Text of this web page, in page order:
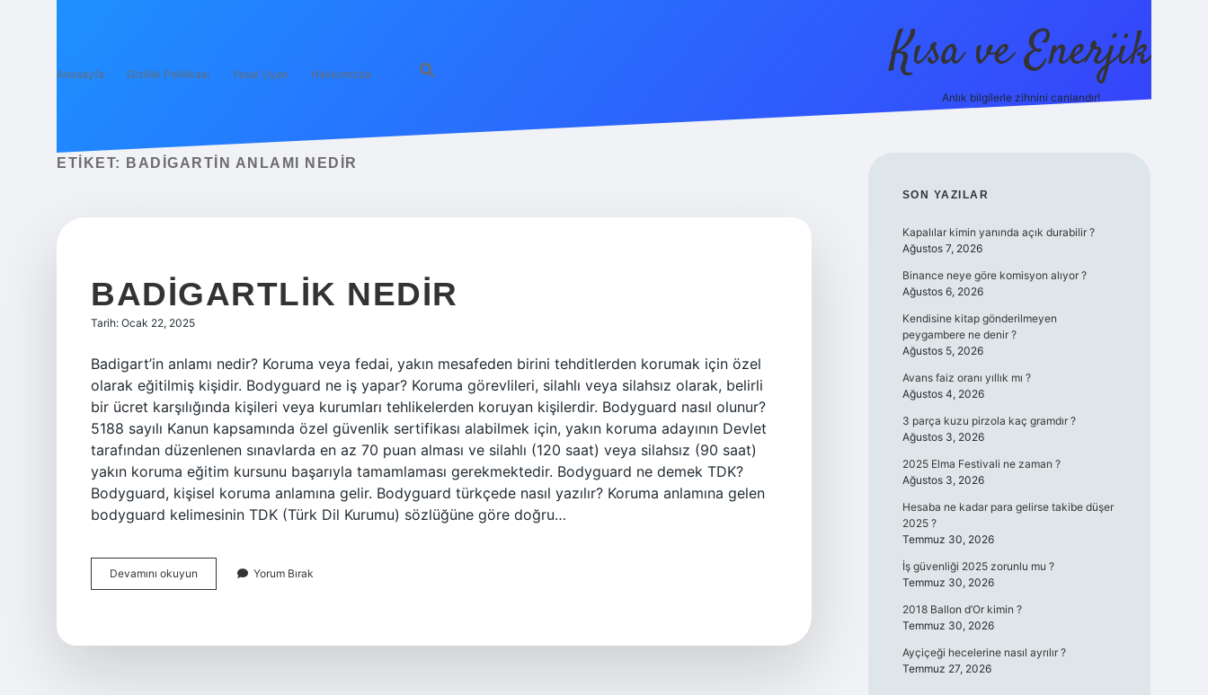
Anasayfa Gizlilik Politikası Yasal Uyarı Hakkımızda Kısa ve Enerjik
Anlık bilgilerle zihnini canlandır!
ETIKET: BADIGARTIN ANLAMI NEDIR
BADIGARTLIK NEDIR
Tarih: Ocak 22, 2025
Badigart’in anlamı nedir? Koruma veya fedai, yakın mesafeden birini tehditlerden korumak için özel
olarak eğitilmiş kişidir. Bodyguard ne iş yapar? Koruma görevlileri, silahlı veya silahsız olarak, belirli
bir ücret karşılığında kişileri veya kurumları tehlikelerden koruyan kişilerdir. Bodyguard nasıl olunur?
5188 sayılı Kanun kapsamında özel güvenlik sertifikası alabilmek için, yakın koruma adayının Devlet
tarafından düzenlenen sınavlarda en az 70 puan alması ve silahlı (120 saat) veya silahsız (90 saat)
yakın koruma eğitim kursunu başarıyla tamamlaması gerekmektedir. Bodyguard ne demek TDK?
Bodyguard, kişisel koruma anlamına gelir. Bodyguard türkçede nasıl yazılır? Koruma anlamına gelen
bodyguard kelimesinin TDK (Türk Dil Kurumu) sözlüğüne göre doğru…
Devamını okuyun Badigartlik
Nedir
Yorum Bırak
SIDEBAR
SON YAZILAR
Kapalılar kimin yanında açık durabilir ?
Ağustos 7, 2026
Binance neye göre komisyon alıyor ?
Ağustos 6, 2026
Kendisine kitap gönderilmeyen
peygambere ne denir ?
Ağustos 5, 2026
Avans faiz oranı yıllık mı ?
Ağustos 4, 2026
3 parça kuzu pirzola kaç gramdır ?
Ağustos 3, 2026
2025 Elma Festivali ne zaman ?
Ağustos 3, 2026
Hesaba ne kadar para gelirse takibe düşer
2025 ?
Temmuz 30, 2026
İş güvenliği 2025 zorunlu mu ?
Temmuz 30, 2026
2018 Ballon d’Or kimin ?
Temmuz 30, 2026
Ayçiçeği hecelerine nasıl ayrılır ?
Temmuz 27, 2026